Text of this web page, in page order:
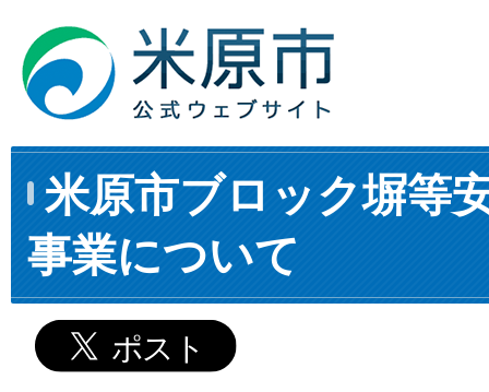
米原市ブロック塀等
事業について